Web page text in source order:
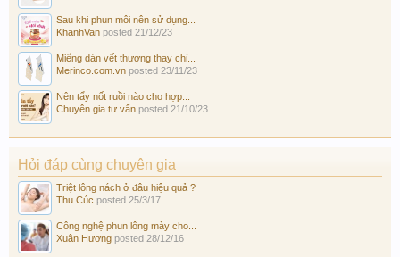
Sau khi phun môi nên sử dụng...
KhanhVan posted 21/12/23
Miếng dán vết thương thay chỉ...
Merinco.com.vn posted 23/11/23
Nên tẩy nốt ruồi nào cho hợp...
Chuyên gia tư vấn posted 21/10/23
Hỏi đáp cùng chuyên gia
Triệt lông nách ở đâu hiệu quả ?
Thu Cúc posted 25/3/17
Công nghệ phun lông mày cho...
Xuân Hương posted 28/12/16